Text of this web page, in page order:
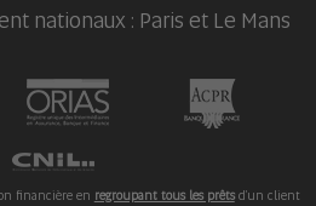
nationaux : Paris et Le Mans
financière en regroupant tous les prêtsd'un client